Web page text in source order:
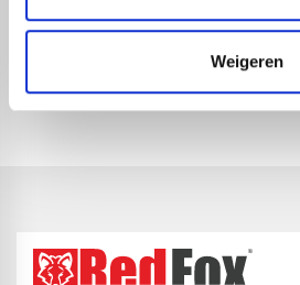
Weigeren
REDFOX® CONTACTLIJM